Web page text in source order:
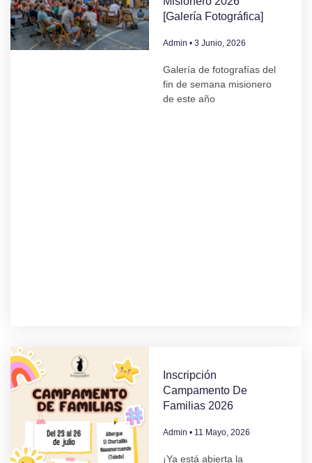
[Galería Fotográfica]
Admin 3 Junio, 2026
Galería de fotografías del
fin de semana misionero
de este año
Inscripción
Campamento De
Familias 2026
Admin 11 Mayo, 2026
¡Ya está abierta la